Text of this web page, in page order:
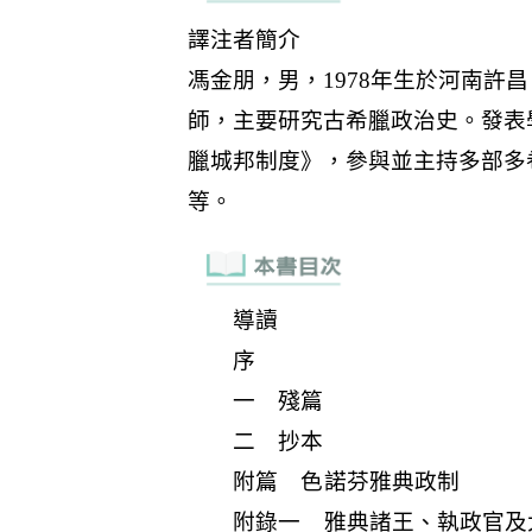
導讀
序
一 殘篇
二 抄本
附篇 色諾芬雅典政制
附錄一 雅典諸王、執政官及